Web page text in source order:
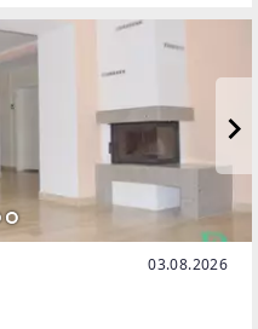
03.08.2026